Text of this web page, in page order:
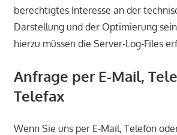
berechtigtes Interesse an der
Darstellung und der Optimierung
hierzu müssen die Server-Log-Files
Anfrage per E-Mail,
Telefax
Wenn Sie uns per E-Mail, Telefon